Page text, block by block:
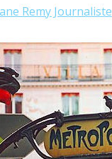
Remy Journaliste